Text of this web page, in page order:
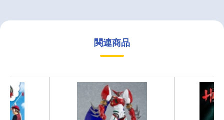
関連商品